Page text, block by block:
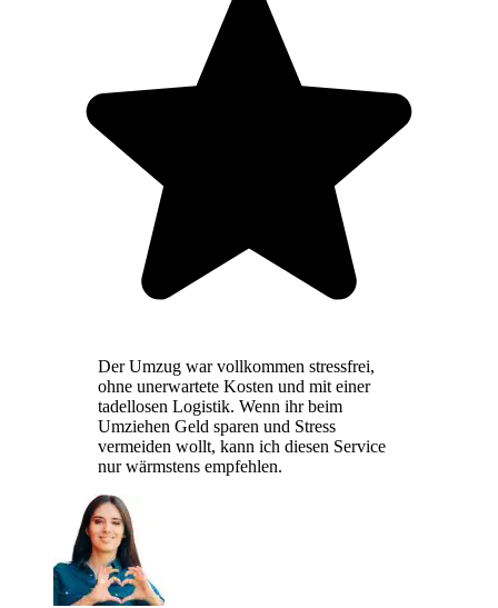
Der Umzug war vollkommen stressfrei,
ohne unerwartete Kosten und mit einer
tadellosen Logistik. Wenn ihr beim
Umziehen Geld sparen und Stress
vermeiden wollt, kann ich diesen Service
nur wärmstens empfehlen.